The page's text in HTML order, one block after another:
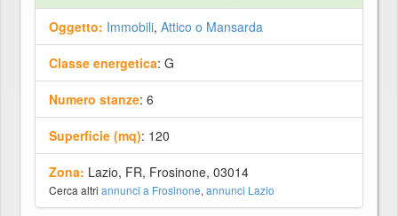
Oggetto: Immobili, Attico o Mansarda
Classe energetica: G
Numero stanze: 6
Superficie (mq): 120
Zona: Lazio, FR, Frosinone, 03014
Cerca altri annunci a Frosinone, annunci Lazio